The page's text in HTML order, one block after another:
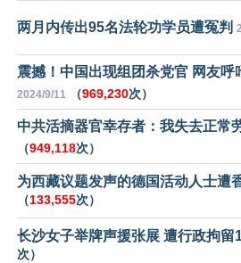
两月内传出95名法轮功学员遭冤判
震撼！中国出现组团杀党官 网友呼
2024/9/11 （969,230次）
中共活摘器官幸存者：我失去正常
（949,118次）
为西藏议题发声的德国活动人士遭
（133,555次）
长沙女子举牌声援张展 遭行政拘留
次）